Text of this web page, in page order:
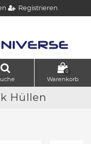
Registrieren
0
Warenkorb
Hüllen